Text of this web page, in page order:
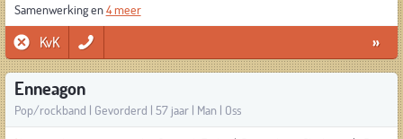
Samenwerking en4 meer
KvK »
Enneagon
Pop/rockband | Gevorderd | 57 jaar | Man | Oss